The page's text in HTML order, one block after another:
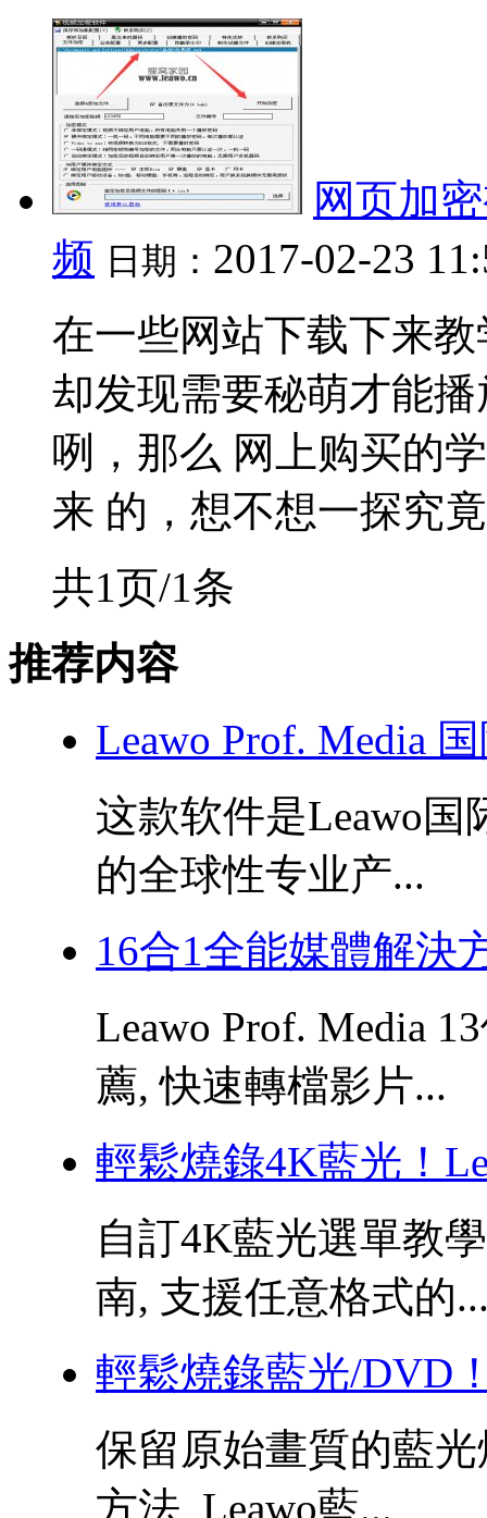
网页加
频 日期： 2017-02-23
在一些网站下载下来
却发现需要秘萌才能
咧，那么 网上购买的
来 的，想不想一探究
共1页/1条
推荐内容
Leawo Prof. Media
这款软件是Leawo
的全球性专业产...
16合1全能媒體解決
Leawo Prof. Media
薦, 快速轉檔影片...
輕鬆燒錄4K藍光！
自訂4K藍光選單教
南, 支援任意格式的
輕鬆燒錄藍光/DVD
保留原始畫質的藍
方法, Leawo藍...